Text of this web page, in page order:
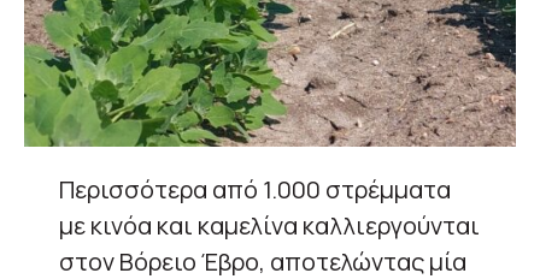
Περισσότερα από 1.000 στρέμματα
με κινόα και καμελίνα καλλιεργούνται
στον Βόρειο Έβρο, αποτελώντας μία